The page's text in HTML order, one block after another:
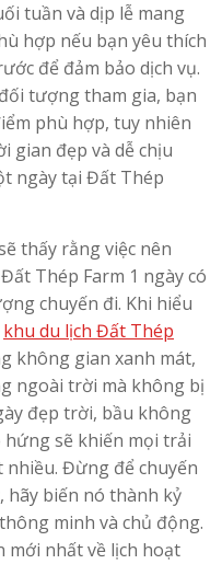
tuần và dịp lễ mang
hợp nếu bạn yêu thích
để đảm bảo dịch vụ.
tượng tham gia, bạn
phù hợp, tuy nhiên
gian đẹp và dễ chịu
ngày tại Đất Thép
thấy rằng việc nên
Thép Farm 1 ngày có
chuyến đi. Khi hiểu
khu du lịch Đất Thép
không gian xanh mát,
ngoài trời mà không bị
đẹp trời, bầu không
sẽ khiến mọi trải
Đừng để chuyến
hãy biến nó thành kỷ
minh và chủ động.
mới nhất về lịch hoạt